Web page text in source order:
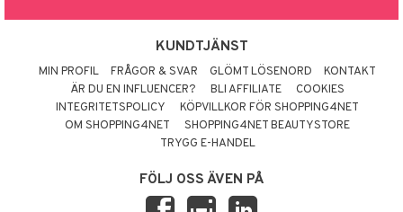
KUNDTJÄNST
MIN PROFIL FRÅGOR & SVAR GLÖMT LÖSENORD
KONTAKT
ÄR DU EN INFLUENCER?
BLI AFFILIATE
COOKIES
INTEGRITETSPOLICY
KÖPVILLKOR FÖR SHOPPING4NET
OM SHOPPING4NET
SHOPPING4NET BEAUTYSTORE
TRYGG E-HANDEL
FÖLJ OSS ÄVEN PÅ